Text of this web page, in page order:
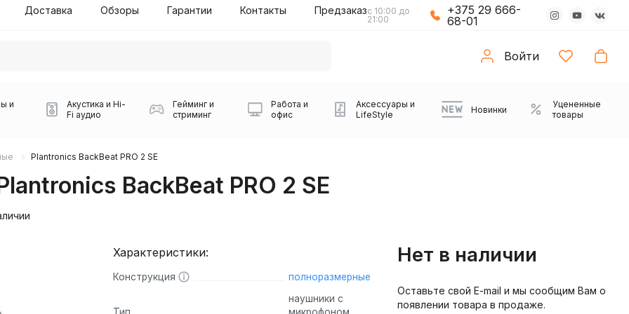
2-й этаж, 10
Доставка Обзоры Гарантии Контакты Предзаказс 10:00 до
21:00
+375 29 666-
68-01
Войти
Плееры Аудиоинтерфейсы
и
Виниловые
проигрыватели
Звуковые карты
Акустика и Hi-
Fi аудио
Partybox
Саундбары
Гейминг и
стриминг
Компьютерные колонки Веб-камеры
Работа и
офис
Коврики с подсветкой Проекторы
Аксессуары и
LifeStyle
Зарядные устройства Транспорт
Новинки
Уцененные
товары
Plantronics BackBeat PRO 2 SE
BackBeat PRO 2 SE
Характеристики:
Конструкция полноразмерные
наушники с
Нет в наличии
Оставьте свой E-mail и мы сообщим Вам о
появлении товара в продаже.